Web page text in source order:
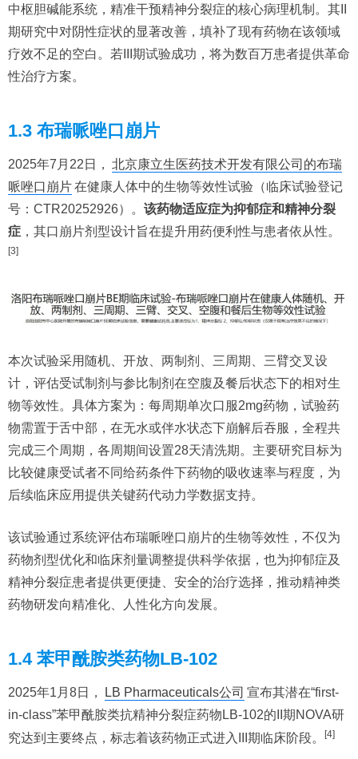
中枢胆碱能系统，精准干预精神分裂症的核心病理机制。其II
期研究中对阴性症状的显著改善，填补了现有药物在该领域
疗效不足的空白。若III期试验成功，将为数百万患者提供革命
性治疗方案。
1.3 布瑞哌唑口崩片
2025年7月22日， 北京康立生医药技术开发有限公司的布瑞
哌唑口崩片在健康人体中的生物等效性试验（临床试验登记
号：CTR20252926）。 该药物适应症为抑郁症和精神分裂
症 ，其口崩片剂型设计旨在提升用药便利性与患者依从性。
[3]
本次试验采用随机、开放、两制剂、三周期、三臂交叉设
计，评估受试制剂与参比制剂在空腹及餐后状态下的相对生
物等效性。具体方案为：每周期单次口服2mg药物，试验药
物需置于舌中部，在无水或伴水状态下崩解后吞服，全程共
完成三个周期，各周期间设置28天清洗期。主要研究目标为
比较健康受试者不同给药条件下药物的吸收速率与程度，为
后续临床应用提供关键药代动力学数据支持。
该试验通过系统评估布瑞哌唑口崩片的生物等效性，不仅为
药物剂型优化和临床剂量调整提供科学依据，也为抑郁症及
精神分裂症患者提供更便捷、安全的治疗选择，推动精神类
药物研发向精准化、人性化方向发展。
1.4 苯甲酰胺类药物LB-102
2025年1月8日， LB Pharmaceuticals公司 宣布其潜在“first-
in-class”苯甲酰胺类抗精神分裂症药物LB-102的II期NOVA研
究达到主要终点，标志着该药物正式进入III期临床阶段。
[4]